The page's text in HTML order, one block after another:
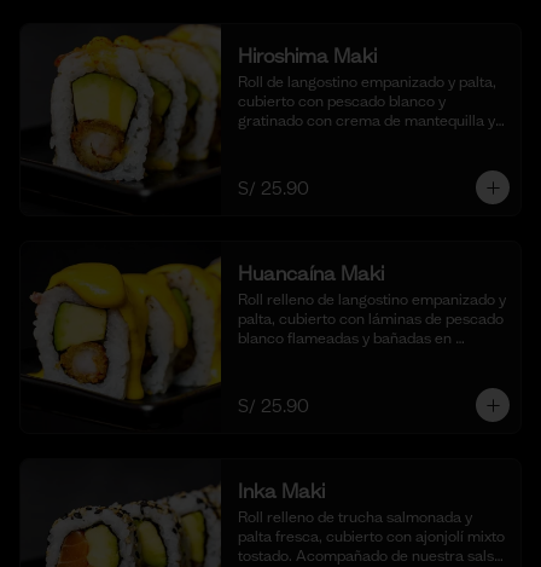
Hiroshima Maki
Roll de langostino empanizado y palta,
cubierto con pescado blanco y
gratinado con crema de mantequilla y
shoyu. (10 cortes).
S/ 25.90
Huancaína Maki
Roll relleno de langostino empanizado y
palta, cubierto con láminas de pescado
blanco flameadas y bañadas en
(10 cortes)
S/ 25.90
Inka Maki
Roll relleno de trucha salmonada y
palta fresca, cubierto con ajonjolí mixto
tostado. Acompañado de nuestra salsa